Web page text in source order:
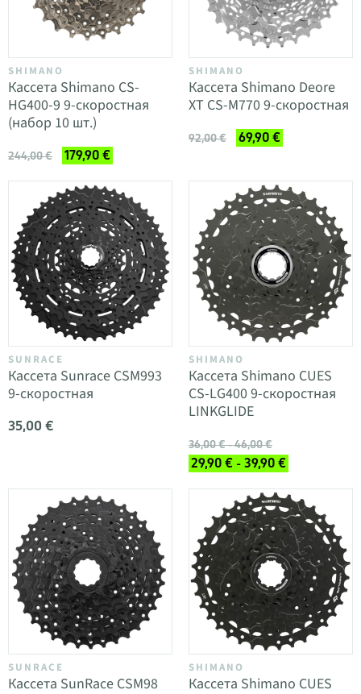
SHIMANO
Кассета Shimano CS-
HG400-9 9-скоростная
(набор 10 шт.)
244,00 € 179,90 €
SHIMANO
Кассета Shimano Deore
XT CS-M770 9-скоростная
92,00 € 69,90 €
SUNRACE
Кассета Sunrace CSM993
9-скоростная
35,00 €
SHIMANO
Кассета Shimano CUES
CS-LG400 9-скоростная
LINKGLIDE
36,00 € - 46,00 €
29,90 € - 39,90 €
SUNRACE
Кассета SunRace CSM98
SHIMANO
Кассета Shimano CUES